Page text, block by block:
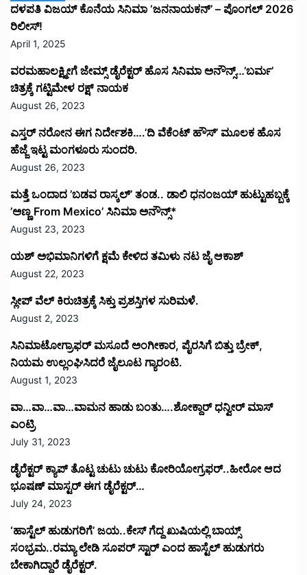
ದಳಪತಿ ವಿಜಯ್‌ ಕೊನೆಯ ಸಿನಿಮಾ ‘ಜನನಾಯಕನ್’ – ಪೊಂಗಲ್ 2026
ರಿಲೀಸ್!
April 1, 2025
ವರಮಹಾಲಕ್ಷ್ಮೀಗೆ ಜೇಮ್ಸ್ ಡೈರೆಕ್ಟರ್ ಹೊಸ ಸಿನಿಮಾ ಅನೌನ್ಸ್…’ಬರ್ಮ’
ಚಿತ್ರಕ್ಕೆ ಗಟ್ಟಿಮೇಳ ರಕ್ಷ್ ನಾಯಕ
August 26, 2023
ಎಸ್ತರ್ ನರೋನ ಈಗ ನಿರ್ದೇಶಕಿ….’ದಿ ವೆಕೆಂಟ್ ಹೌಸ್‌’‌ ಮೂಲಕ ಹೊಸ
ಹೆಜ್ಜೆ ಇಟ್ಟ ಮಂಗಳೂರು ಸುಂದರಿ.
August 26, 2023
ಮತ್ತೆ ಒಂದಾದ ’ಬಡವ ರಾಸ್ಕಲ್’ ತಂಡ.. ಡಾಲಿ ಧನಂಜಯ್ ಹುಟ್ಟುಹಬ್ಬಕ್ಕೆ
’ಅಣ್ಣ From Mexico’ ಸಿನಿಮಾ ಅನೌನ್ಸ್*
August 23, 2023
ಯಶ್ ಅಭಿಮಾನಿಗಳಿಗೆ ಕ್ಷಮೆ ಕೇಳಿದ ತಮಿಳು ನಟ ಜೈ ಆಕಾಶ್
August 22, 2023
ಸ್ಲೀಪ್ ವೆಲ್ ಕಿರುಚಿತ್ರಕ್ಕೆ ಸಿಕ್ತು ಪ್ರಶಸ್ತಿಗಳ ಸುರಿಮಳೆ.
August 2, 2023
ಸಿನಿಮಾಟೋಗ್ರಾಫರ್ ಮಸೂದೆ ಅಂಗೀಕಾರ, ಪೈರಸಿಗೆ ಬಿತ್ತು ಬ್ರೇಕ್,
ನಿಯಮ ಉಲ್ಲಂಘಿಸಿದರೆ ಜೈಲೂಟ ಗ್ಯಾರಂಟಿ.
August 1, 2023
ವಾ…ವಾ…ವಾ…ವಾಮನ ಹಾಡು ಬಂತು….ಶೋಕ್ದಾರ್ ಧನ್ವೀರ್ ಮಾಸ್
ಎಂಟ್ರಿ
July 31, 2023
ಡೈರೆಕ್ಟರ್ ಕ್ಯಾಪ್ ತೊಟ್ಟ ಚುಟು ಚುಟು ಕೋರಿಯೋಗ್ರಫರ್..ಹೀರೋ ಆದ
ಭೂಷಣ್ ಮಾಸ್ಟರ್ ಈಗ ಡೈರೆಕ್ಟರ್…
July 24, 2023
‘ಹಾಸ್ಟೆಲ್ ಹುಡುಗರಿಗೆ’ ಜಯ..ಕೇಸ್ ಗೆದ್ದ ಖುಷಿಯಲ್ಲಿ ಬಾಯ್ಸ್
ಸಂಭ್ರಮ..ರಮ್ಯಾ ಲೇಡಿ ಸೂಪರ್ ಸ್ಟಾರ್ ಎಂದ ಹಾಸ್ಟೆಲ್ ಹುಡುಗರು
ಬೇಕಾಗಿದ್ದಾರೆ ಡೈರೆಕ್ಟರ್.